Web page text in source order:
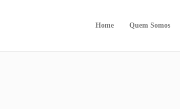
Home Quem Somos